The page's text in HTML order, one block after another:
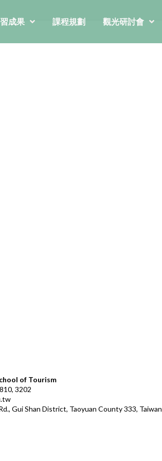
成果 課程規劃 觀光研討會
of Tourism
3202
Gui Shan District, Taoyuan County 333, Taiwan